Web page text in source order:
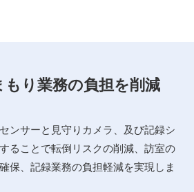
もり業務の負担を削減
ンサーと見守りカメラ、及び記録シ
ることで転倒リスクの削減、訪室の
保、記録業務の負担軽減を実現しま